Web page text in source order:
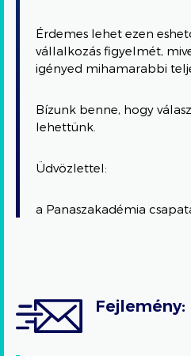
Érdemes lehet ezen
vállalkozás figyelmét,
igényed mihamarabbi
Bízunk benne, hogy
lehettünk.
Üdvözlettel:
a Panaszakadémia
Fejlemény: